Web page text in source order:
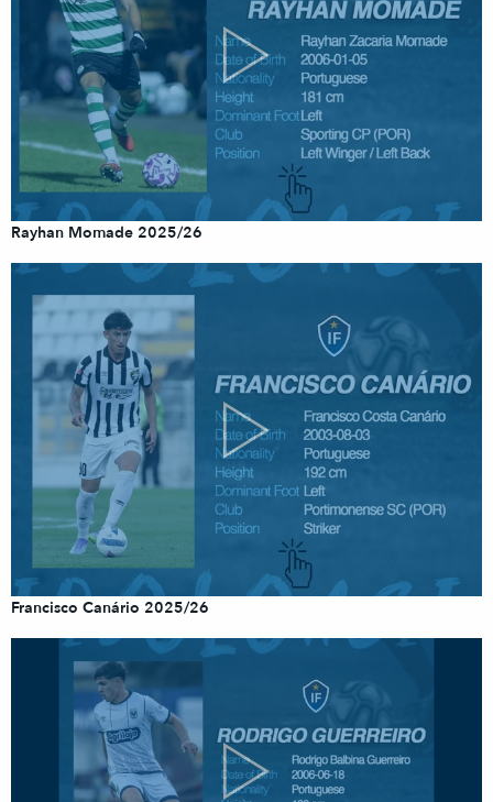
Rayhan Momade 2025/26
Francisco Canário 2025/26